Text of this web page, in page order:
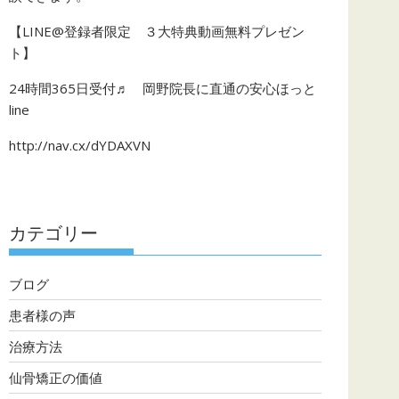
【LINE@登録者限定 ３大特典動画無料プレゼン
ト】
24時間365日受付♬ 岡野院長に直通の安心ほっと
line
http://nav.cx/dYDAXVN
カテゴリー
ブログ
患者様の声
治療方法
仙骨矯正の価値